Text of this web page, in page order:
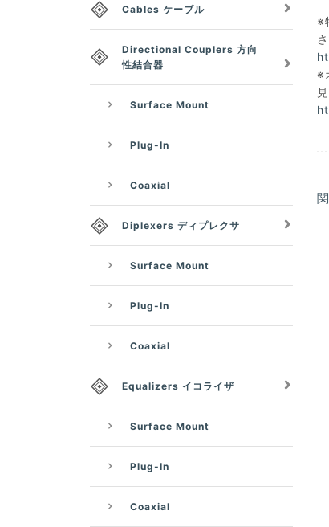
※
※
Cables ケーブル
Directional Couplers 方向
性結合器
Surface Mount
Plug-In
Coaxial
Diplexers ディプレクサ
Surface Mount
Plug-In
Coaxial
Equalizers イコライザ
Surface Mount
Plug-In
Coaxial